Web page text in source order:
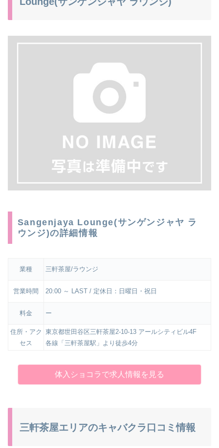
Sangenjaya Lounge(サンゲンジャヤ ラ
ウンジ)の詳細情報
業種 三軒茶屋/ラウンジ
営業時間 20:00 ～ LAST / 定休日：日曜日・祝日
料金 ー
住所・アク
セス
東京都世田谷区三軒茶屋2-10-13 アールシティビル4F
各線「三軒茶屋駅」より徒歩4分
体入ショコラで求人情報を見る
三軒茶屋エリアのキャバクラ口コミ情報